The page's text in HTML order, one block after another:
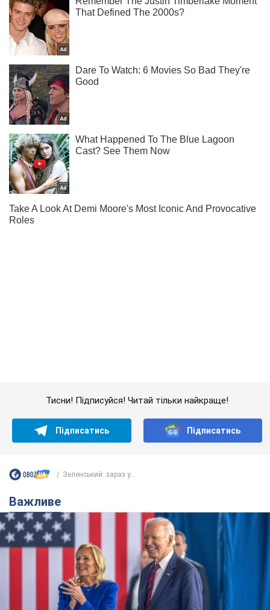
Дружина тяжкохворого Джо Байдена назвала
перший симптом, який сигналізував про його
"агресивний" рак
Спершу лікарі не надали цьому належної уваги
14,9 т.
Відпустка Лесі Нікітюк у Карпатах